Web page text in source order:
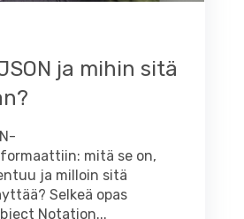
ja mihin sitä
mitä se on,
ja milloin sitä
Selkeä opas
Notation...